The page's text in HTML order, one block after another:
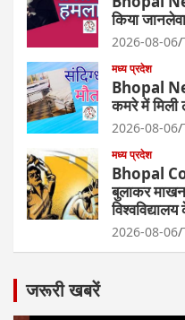
किया
2026-08-06
मध्य प्रदेश
Bhopal
कमरे में मिली
2026-08-06
मध्य प्रदेश
Bhopal
बुलाकर
2026-08-06
जरूरी खबरें